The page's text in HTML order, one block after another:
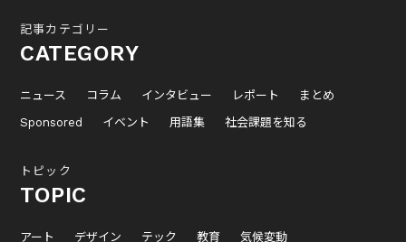
記事カテゴリー
CATEGORY
ニュース コラム インタビュー レポート
まとめ
Sponsored
イベント 用語集 社会課題を知る
トピック
TOPIC
アート デザイン テック 教育 気候変動